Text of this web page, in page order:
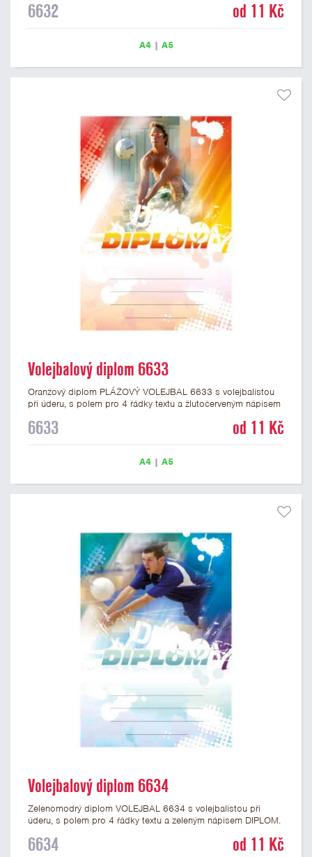
Papírový diplom s motivem ATLETIKA / BĚH má gramáž 250
6632 od 11 Kč
A4| A5
Volejbalový diplom 6633
Oranžový diplom PLÁŽOVÝ VOLEJBAL 6633 s volejbalistou
při úderu, s polem pro 4 řádky textu a žlutočerveným nápisem
Papírový diplom s motivem PLÁŽOVÝ VOLEJBAL má gramáž
6633 od 11 Kč
A4| A5
Volejbalový diplom 6634
Zelenomodrý diplom VOLEJBAL 6634 s volejbalistou při
úderu, s polem pro 4 řádky textu a zeleným nápisem DIPLOM.
diplom s motivem VOLEJBAL má gramáž 250 g/m2.
6634 od 11 Kč